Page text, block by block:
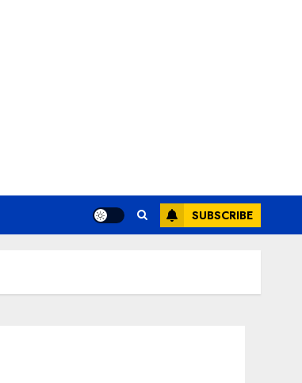
SUBSCRIBE